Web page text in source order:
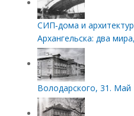
СИП‑дома и
Архангельска: два
Володарского, 31. Май